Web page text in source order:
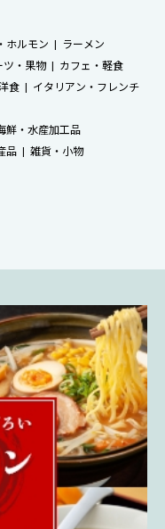
ホルモン
ラーメン
ツ・果物
カフェ・軽食
食
イタリアン・フレンチ
鮮・水産加工品
品
雑貨・小物